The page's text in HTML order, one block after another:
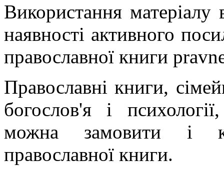
Використання матеріалу
наявності активного
православної книги
Православні книги,
богослов'я і
можна замовити і
православної книги.